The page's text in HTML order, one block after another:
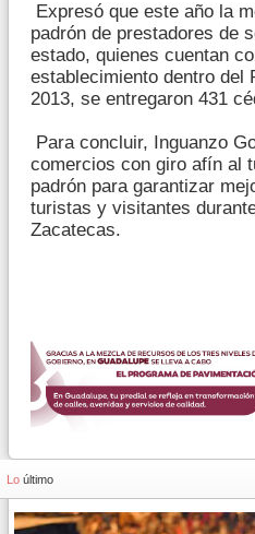
Expresó que este año la
padrón de prestadores de
estado, quienes cuentan
establecimiento dentro del
2013, se entregaron 431
Para concluir, Inguanzo
comercios con giro afín al
padrón para garantizar
turistas y visitantes
Zacatecas.
Lo último